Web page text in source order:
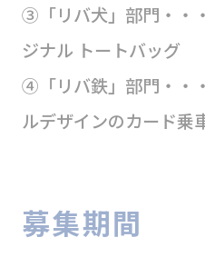
③「リバ犬」部門・・
ジナル トートバッグ
④「リバ鉄」部門・・
ルデザインのカード乗
募集期間